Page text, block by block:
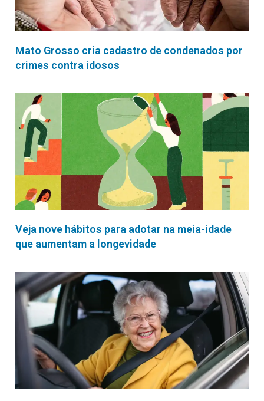
Mato Grosso cria cadastro de condenados por
crimes contra idosos
Veja nove hábitos para adotar na meia-idade
que aumentam a longevidade